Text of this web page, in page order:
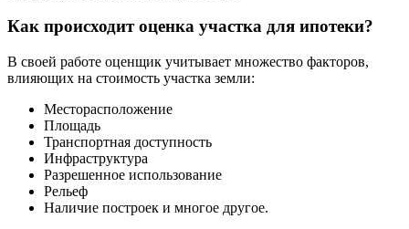
Как происходит оценка участка для ипотеки?
В своей работе оценщик учитывает множество факторов,
влияющих на стоимость участка земли:
Месторасположение
Площадь
Транспортная доступность
Инфраструктура
Разрешенное использование
Рельеф
Наличие построек и многое другое.